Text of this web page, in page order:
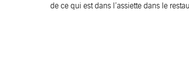
de ce qui est dans l’assiette dans le